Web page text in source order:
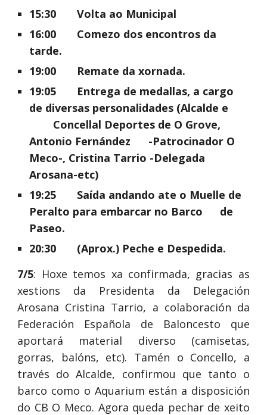
15:30
Volta ao Municipal
16:00
Comezo dos encontros da
tarde.
19:00
Remate da xornada.
19:05
Entrega de medallas, a cargo
Concellal Deportes de O Grove,
Antonio Fernández
-Patrocinador O
Meco-, Cristina Tarrio -Delegada
Arosana-etc)
19:25
Saída andando ate o Muelle de
Peralto para embarcar no Barco
de
Paseo.
20:30
(Aprox.) Peche e Despedida.
7/5: Hoxe temos xa confirmada, gracias as
xestions da Presidenta da Delegación
Arosana Cristina Tarrio, a colaboración da
Federación Española de Baloncesto que
aportará material diverso (camisetas,
gorras, balóns, etc). Tamén o Concello, a
través do Alcalde, confirmou que tanto o
barco como o Aquarium están a disposición
do CB O Meco. Agora queda pechar de xeito